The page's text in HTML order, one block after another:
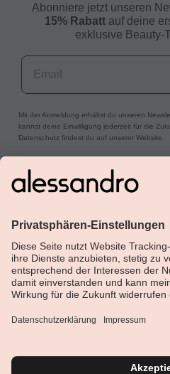
Abonniere jetzt unseren
15% Rabatt auf deine
exklusive Beauty-
Email
Mit der Anmeldung erhältst du unseren
kannst deine Einwilligung jederzeit für die
Datenschutz findest du auf unserer Website.
Über Alessandro
Shop